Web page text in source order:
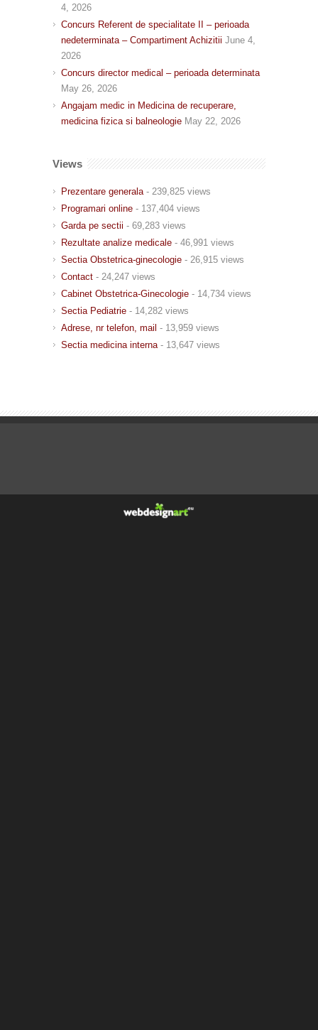
4, 2026
Concurs Referent de specialitate II – perioada
nedeterminata – Compartiment Achizitii June 4,
2026
Concurs director medical – perioada determinata
May 26, 2026
Angajam medic in Medicina de recuperare,
medicina fizica si balneologie May 22, 2026
Views
Prezentare generala - 239,825 views
Programari online - 137,404 views
Garda pe sectii - 69,283 views
Rezultate analize medicale - 46,991 views
Sectia Obstetrica-ginecologie - 26,915 views
Contact - 24,247 views
Cabinet Obstetrica-Ginecologie - 14,734 views
Sectia Pediatrie - 14,282 views
Adrese, nr telefon, mail - 13,959 views
Sectia medicina interna - 13,647 views